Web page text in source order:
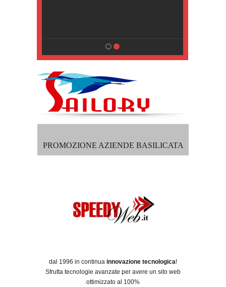
PROMOZIONE AZIENDE BASILICATA
dal 1996 in continua innovazione tecnologica!
Sfrutta tecnologie avanzate per avere un sito web
ottimizzato al 100%